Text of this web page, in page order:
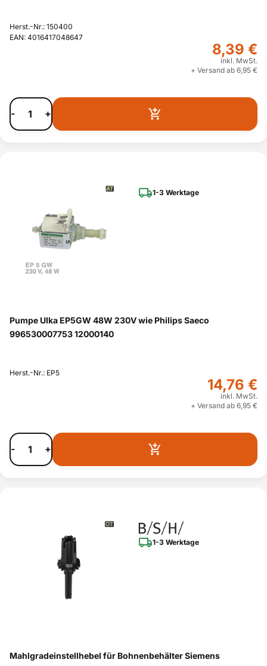
Herst.-Nr.: 150400
EAN: 4016417048647
8,39 €
inkl. MwSt.
+ Versand ab 6,95 €
- +
1-3 Werktage
Pumpe Ulka EP5GW 48W 230V wie Philips Saeco
996530007753 12000140
Herst.-Nr.: EP5
14,76 €
inkl. MwSt.
+ Versand ab 6,95 €
- +
1-3 Werktage
Mahlgradeinstellhebel für Bohnenbehälter Siemens